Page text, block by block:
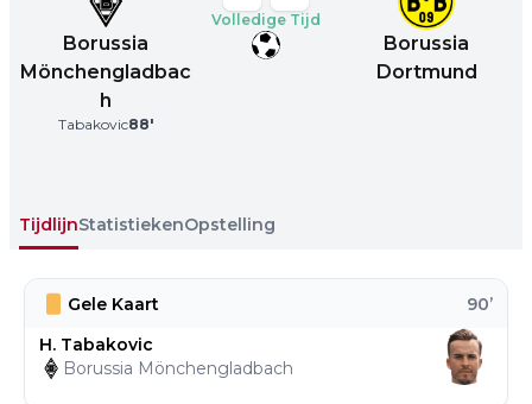
Borussia
Mönchengladbac
h
Tabakovic88'
Volledige Tijd
Borussia
Dortmund
TijdlijnStatistiekenOpstelling
Gele Kaart 90’
H. Tabakovic
Borussia Mönchengladbach